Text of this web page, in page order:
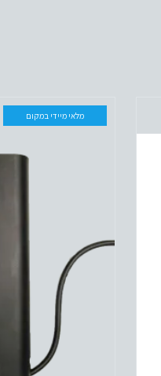
מלאי מיידי במקום